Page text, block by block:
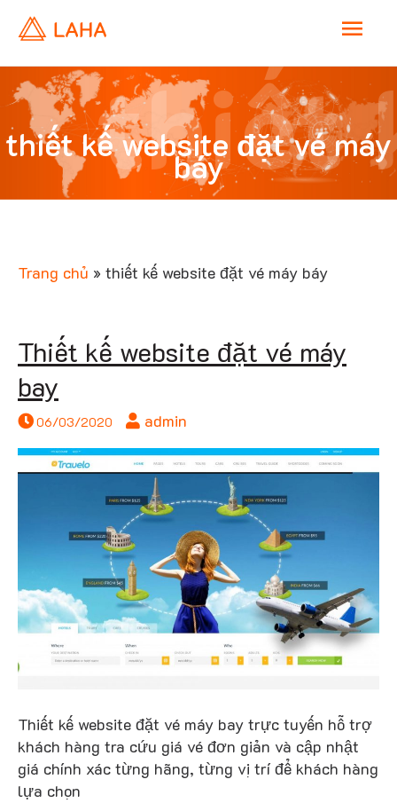
M
a
i
n
u
thiết
đặt
máy
báy
thiết kế website đặt vé máy
báy
Trang chủ » thiết kế website đặt vé máy báy
Thiết kế website đặt vé máy
bay
06/03/2020 admin
Thiết kế website đặt vé máy bay trực tuyến hỗ trợ
khách hàng tra cứu giá vé đơn giản và cập nhật
giá chính xác từng hãng, từng vị trí để khách hàng
lựa chọn